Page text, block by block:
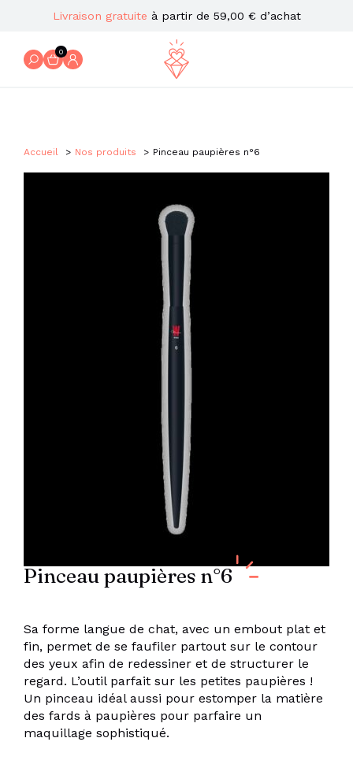
Livraison gratuite à partir de 59,00 € d’achat
0
Accueil Nos produits Pinceau paupières n°6
Pinceau paupières n°6
Sa forme langue de chat, avec un embout plat et
fin, permet de se faufiler partout sur le contour
des yeux afin de redessiner et de structurer le
regard. L’outil parfait sur les petites paupières !
Un pinceau idéal aussi pour estomper la matière
des fards à paupières pour parfaire un
maquillage sophistiqué.